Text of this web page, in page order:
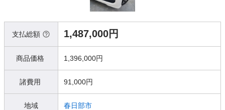
支払総額 1,487,000円
商品価格 1,396,000円
諸費用 91,000円
地域 春日部市